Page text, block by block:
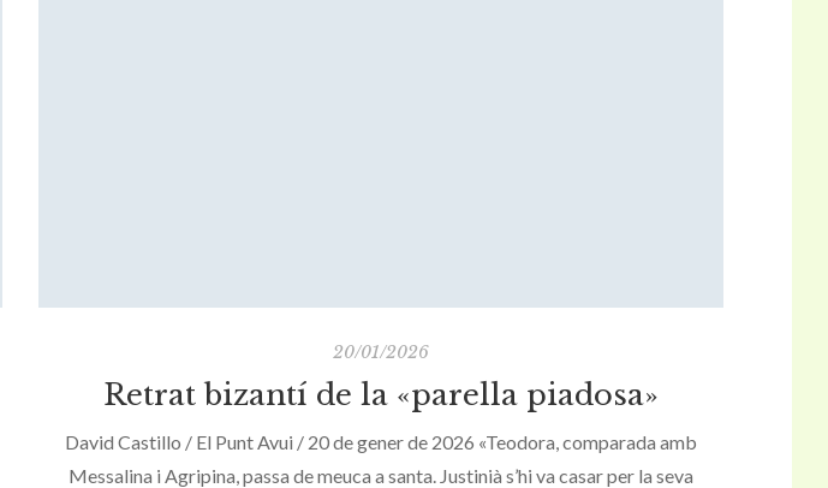
20/01/2026
Retrat bizantí de la «parella piadosa»
David Castillo / El Punt Avui / 20 de gener de 2026 «Teodora, comparada amb
Messalina i Agripina, passa de meuca a santa. Justinià s’hi va casar per la seva